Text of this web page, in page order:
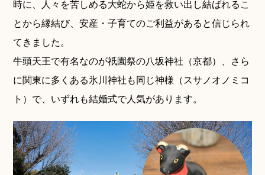
神社.jpチャンネル
時に、人々を苦しめる大蛇から姫を救い出し結ばれるこ
とから縁結び、安産・子育てのご利益があると信じられ
てきました。
牛頭天王で有名なのが祇園祭の八坂神社（京都）、さら
に関東に多くある氷川神社も同じ神様（スサノオノミコ
ト）で、いずれも結婚式で人気があります。